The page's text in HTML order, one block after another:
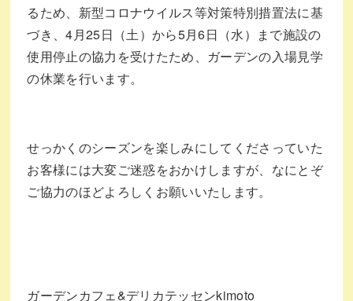
るため、新型コロナウイルス等対策特別措置法に基
づき、4月25日（土）から5月6日（水）まで施設の
使用停止の協力を受けたため、ガーデンの入場見学
の休業を行います。
せっかくのシーズンを楽しみにしてくださっていた
お客様には大変ご迷惑をおかけしますが、なにとぞ
ご協力のほどよろしくお願いいたします。
ガーデンカフェ&デリカテッセンkimoto